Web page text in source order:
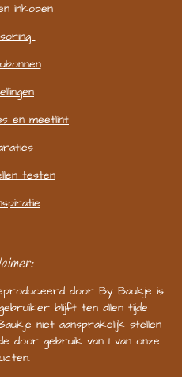
inkopen
en meetlint
testen
door By Baukje is
blijft ten allen tijde
niet aansprakelijk stellen
door gebruik van 1 van onze